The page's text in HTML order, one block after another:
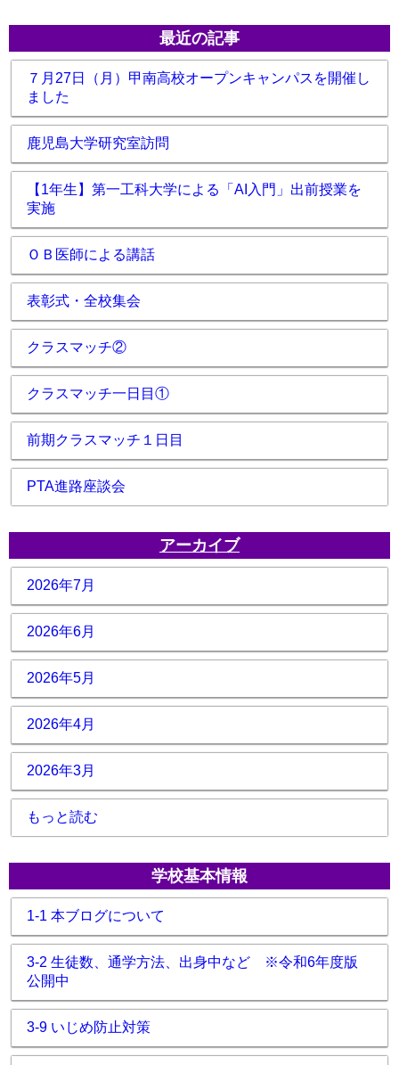
最近の記事
７月27日（月）甲南高校オープンキャンパスを開催し
ました
鹿児島大学研究室訪問
【1年生】第一工科大学による「AI入門」出前授業を
実施
ＯＢ医師による講話
表彰式・全校集会
クラスマッチ②
クラスマッチ一日目①
前期クラスマッチ１日目
PTA進路座談会
アーカイブ
2026年7月
2026年6月
2026年5月
2026年4月
2026年3月
もっと読む
学校基本情報
1-1 本ブログについて
3-2 生徒数、通学方法、出身中など ※令和6年度版
公開中
3-9 いじめ防止対策